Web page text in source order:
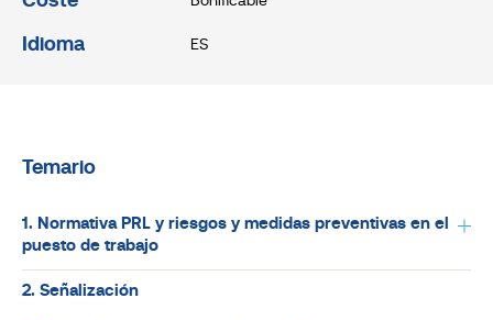
Idioma ES
Temario
1. Normativa PRL y riesgos y medidas preventivas en el
puesto de trabajo
2. Señalización